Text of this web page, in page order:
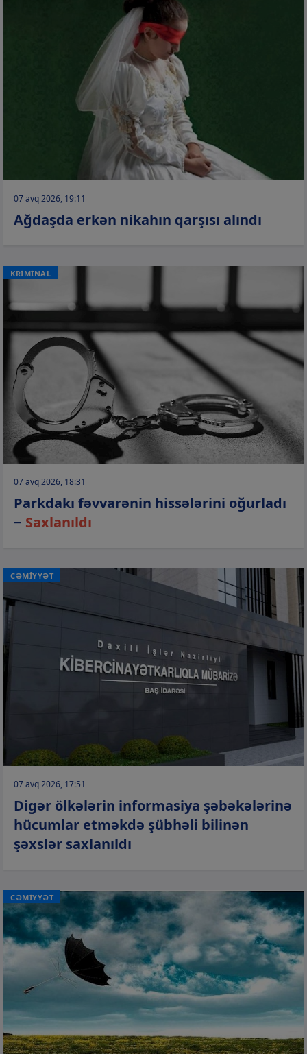
07 avq 2026, 19:11
Ağdaşda erkən nikahın qarşısı alındı
KRİMİNAL
07 avq 2026, 18:31
Parkdakı fəvvarənin hissələrini oğurladı
− Saxlanıldı
CƏMİYYƏT
07 avq 2026, 17:51
Digər ölkələrin informasiya şəbəkələrinə
hücumlar etməkdə şübhəli bilinən
şəxslər saxlanıldı
CƏMİYYƏT